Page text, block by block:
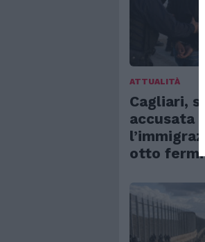
ATTUALITÀ
Cagliari,
accusata
otto fermi